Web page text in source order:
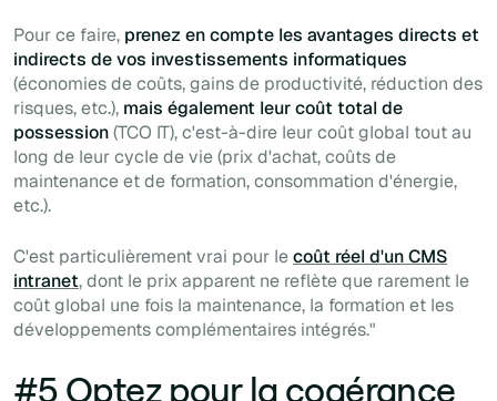
Pour ce faire, prenez en compte les avantages directs et
indirects de vos investissements informatiques
(économies de coûts, gains de productivité, réduction des
risques, etc.), mais également leur coût total de
possession(TCO IT), c'est-à-dire leur coût global tout au
long de leur cycle de vie (prix d'achat, coûts de
maintenance et de formation, consommation d'énergie,
etc.).
C'est particulièrement vrai pour lecoût réel d'un CMS
intranet, dont le prix apparent ne reflète que rarement le
coût global une fois la maintenance, la formation et les
développements complémentaires intégrés."
#5 Optez pour la cogérance